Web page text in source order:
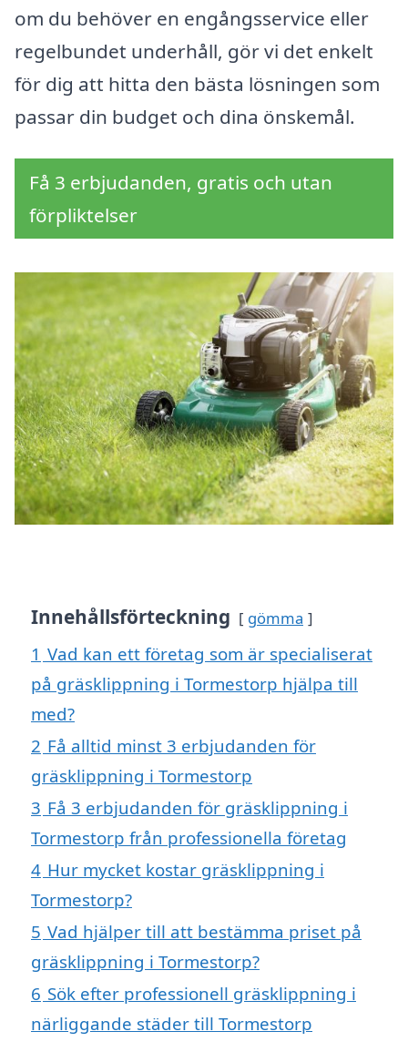
om du behöver en engångsservice eller
regelbundet underhåll, gör vi det enkelt
för dig att hitta den bästa lösningen som
passar din budget och dina önskemål.
Få 3 erbjudanden, gratis och utan
förpliktelser
Innehållsförteckning gömma
1 Vad kan ett företag som är specialiserat
på gräsklippning i Tormestorp hjälpa till
med?
2 Få alltid minst 3 erbjudanden för
gräsklippning i Tormestorp
3 Få 3 erbjudanden för gräsklippning i
Tormestorp från professionella företag
4 Hur mycket kostar gräsklippning i
Tormestorp?
5 Vad hjälper till att bestämma priset på
gräsklippning i Tormestorp?
6 Sök efter professionell gräsklippning i
närliggande städer till Tormestorp